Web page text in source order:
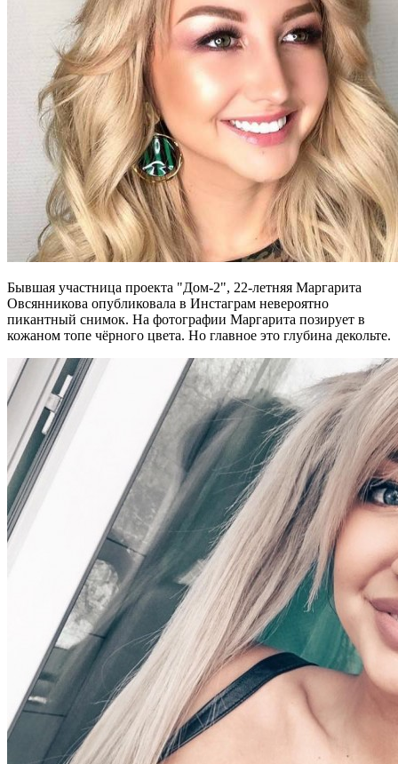
Бывшая участница проекта "Дом-2", 22-летняя Маргарита
Овсянникова опубликовала в Инстаграм невероятно
пикантный снимок. На фотографии Маргарита позирует в
кожаном топе чёрного цвета. Но главное это глубина декольте.